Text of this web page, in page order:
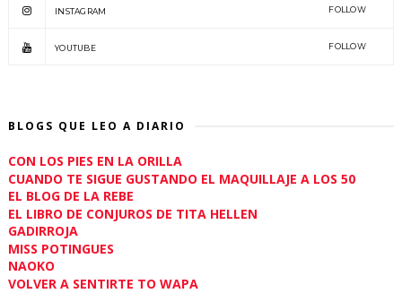
INSTAGRAM FOLLOW
YOUTUBE FOLLOW
BLOGS QUE LEO A DIARIO
CON LOS PIES EN LA ORILLA
CUANDO TE SIGUE GUSTANDO EL MAQUILLAJE A LOS 50
EL BLOG DE LA REBE
EL LIBRO DE CONJUROS DE TITA HELLEN
GADIRROJA
MISS POTINGUES
NAOKO
VOLVER A SENTIRTE TO WAPA